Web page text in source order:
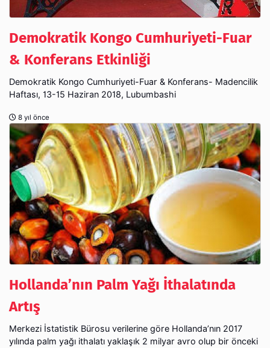
Demokratik Kongo Cumhuriyeti-Fuar
& Konferans Etkinliği
Demokratik Kongo Cumhuriyeti-Fuar & Konferans- Madencilik
Haftası, 13-15 Haziran 2018, Lubumbashi
8 yıl önce
Hollanda’nın Palm Yağı İthalatında
Artış
Merkezi İstatistik Bürosu verilerine göre Hollanda’nın 2017
yılında palm yağı ithalatı yaklaşık 2 milyar avro olup bir önceki